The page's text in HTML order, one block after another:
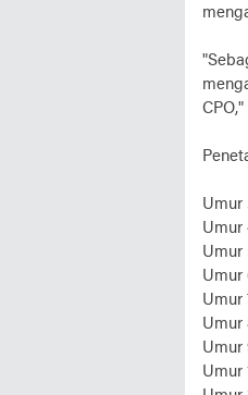
Umur
Umur
Umur
Umur
Umur
Umur
Umur
Umur